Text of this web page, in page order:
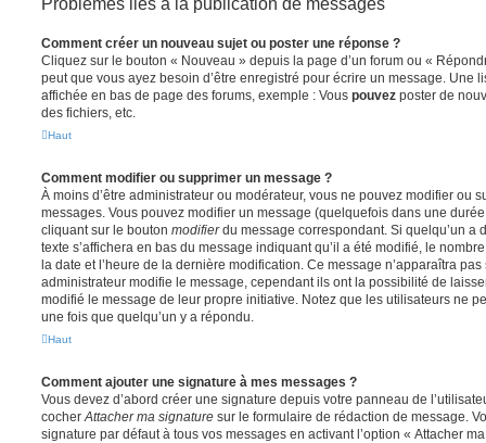
Problèmes liés à la publication de messages
Comment créer un nouveau sujet ou poster une réponse ?
Cliquez sur le bouton « Nouveau » depuis la page d’un forum ou «
peut que vous ayez besoin d’être enregistré pour écrire un message. Une
affichée en bas de page des forums, exemple : Vous pouvez poster de
des fichiers, etc.
Haut
Comment modifier ou supprimer un message ?
À moins d’être administrateur ou modérateur, vous ne pouvez modifier ou
messages. Vous pouvez modifier un message (quelquefois dans une
cliquant sur le bouton modifierdu message correspondant. Si quelqu’un a
texte s’affichera en bas du message indiquant qu’il a été modifié, le
la date et l’heure de la dernière modification. Ce message n’apparaîtra
administrateur modifie le message, cependant ils ont la possibilité de
modifié le message de leur propre initiative. Notez que les utilisateurs ne
une fois que quelqu’un y a répondu.
Haut
Comment ajouter une signature à mes messages ?
Vous devez d’abord créer une signature depuis votre panneau de
cocherAttacher ma signature sur le formulaire de rédaction de message.
signature par défaut à tous vos messages en activant l’option « Attacher